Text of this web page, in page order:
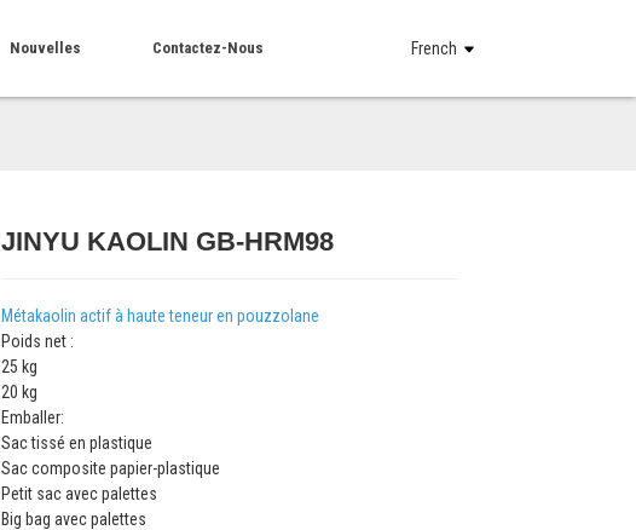
Nouvelles Contactez-Nous French
JINYU KAOLIN GB-HRM98
Métakaolin actif à haute teneur en pouzzolane
Poids net :
25 kg
20 kg
Emballer:
Sac tissé en plastique
Sac composite papier-plastique
Petit sac avec palettes
Big bag avec palettes